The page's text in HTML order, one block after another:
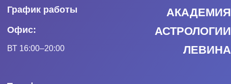
АКАДЕМИЯ
АСТРОЛОГИИ
ЛЕВИНА
График работы
Офис:
ВТ 16:00–20:00